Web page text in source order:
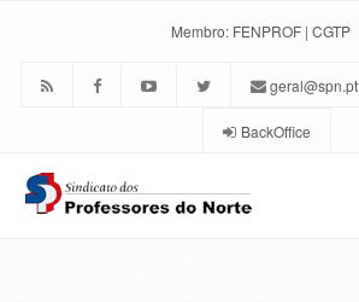
Membro: FENPROF | CGTP
geral@spn.pt
BackOffice